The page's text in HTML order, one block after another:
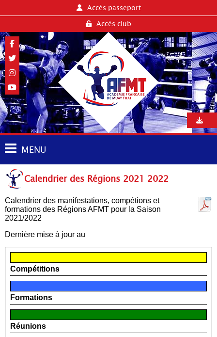
Accès passeport
Accès club
MENU
Calendrier des Régions 2021 2022
Calendrier des manifestations, compétions et
formations des Régions AFMT pour la Saison
2021/2022
Dernière mise à jour au
Compétitions
Formations
Réunions